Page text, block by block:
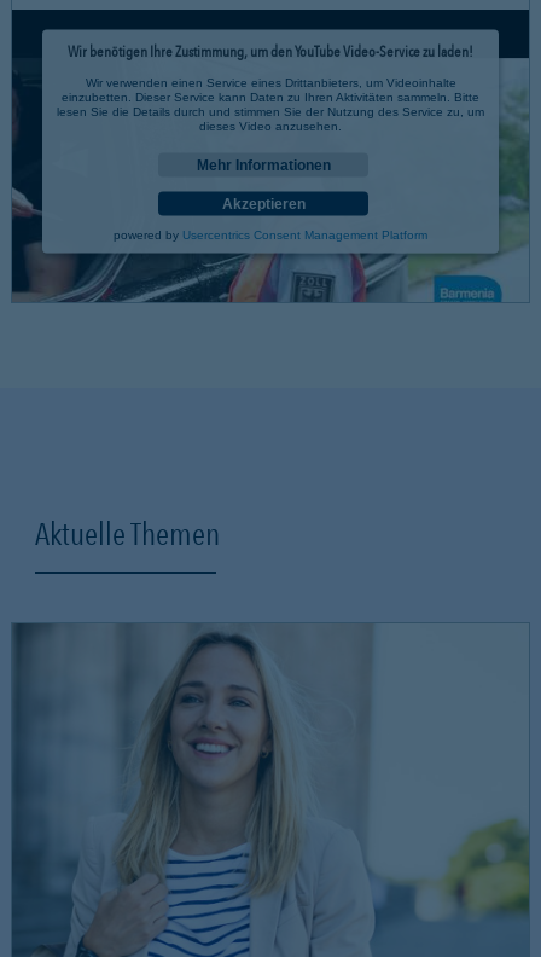
Wir benötigen Ihre Zustimmung, um den YouTube Video-Service zu laden!
Wir verwenden einen Service eines Drittanbieters, um Videoinhalte
einzubetten. Dieser Service kann Daten zu Ihren Aktivitäten sammeln. Bitte
lesen Sie die Details durch und stimmen Sie der Nutzung des Service zu, um
dieses Video anzusehen.
Mehr Informationen
Akzeptieren
powered by Usercentrics Consent Management Platform
Aktuelle Themen